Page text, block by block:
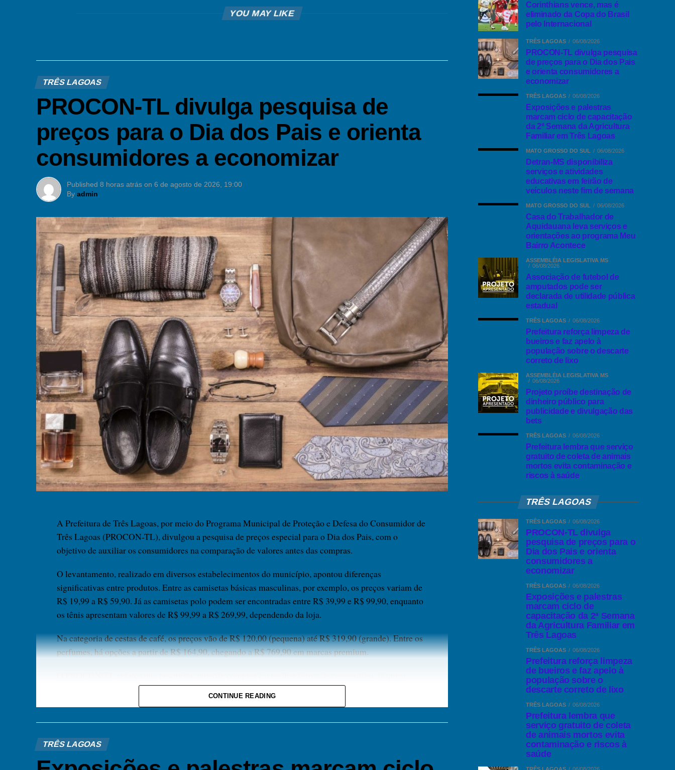
YOU MAY LIKE
TRÊS LAGOAS
PROCON-TL divulga pesquisa de
preços para o Dia dos Pais e orienta
consumidores a economizar
Published 8 horas atrás on 6 de agosto de 2026, 19:00
By admin
A Prefeitura de Três Lagoas, por meio do Programa Municipal de Proteção e Defesa do Consumidor de
Três Lagoas (PROCON-TL), divulgou a pesquisa de preços especial para o Dia dos Pais, com o
objetivo de auxiliar os consumidores na comparação de valores antes das compras.
O levantamento, realizado em diversos estabelecimentos do município, apontou diferenças
significativas entre produtos. Entre as camisetas básicas masculinas, por exemplo, os preços variam de
R$ 19,99 a R$ 59,90. Já as camisetas polo podem ser encontradas entre R$ 39,99 e R$ 99,90, enquanto
os tênis apresentam valores de R$ 99,99 a R$ 269,99, dependendo da loja.
Na categoria de cestas de café, os preços vão de R$ 120,00 (pequena) até R$ 319,90 (grande). Entre os
perfumes, há opções a partir de R$ 164,90, chegando a R$ 769,90 em marcas premium.
diferença de preços entre os estabelecimentos pode representar uma economia significativa para o
consumidor. Também orienta que a população solicite a nota fiscal e verifique as condições de troca
CONFIRA A PESQUISA COMPLETA:
CONTINUE READING
TRÊS LAGOAS
Corinthians vence, mas é
eliminado da Copa do Brasil
pelo Internacional
TRÊS LAGOAS 06/08/2026
PROCON-TL divulga pesquisa
de preços para o Dia dos Pais
e orienta consumidores a
economizar
TRÊS LAGOAS 06/08/2026
Exposições e palestras
marcam ciclo de capacitação
da 2ª Semana da Agricultura
Familiar em Três Lagoas
MATO GROSSO DO SUL 06/08/2026
Detran-MS disponibiliza
serviços e atividades
educativas em feirão de
veículos neste fim de semana
MATO GROSSO DO SUL 06/08/2026
Casa do Trabalhador de
Aquidauana leva serviços e
orientações ao programa Meu
Bairro Acontece
ASSEMBLÉIA LEGISLATIVA MS
06/08/2026
Associação de futebol de
amputados pode ser
declarada de utilidade pública
estadual
TRÊS LAGOAS 06/08/2026
Prefeitura reforça limpeza de
bueiros e faz apelo à
população sobre o descarte
correto de lixo
ASSEMBLÉIA LEGISLATIVA MS
06/08/2026
Projeto proíbe destinação de
dinheiro público para
publicidade e divulgação das
bets
TRÊS LAGOAS 06/08/2026
Prefeitura lembra que serviço
gratuito de coleta de animais
mortos evita contaminação e
riscos à saúde
TRÊS LAGOAS
TRÊS LAGOAS 06/08/2026
PROCON-TL divulga
pesquisa de preços para o
Dia dos Pais e orienta
consumidores a
economizar
TRÊS LAGOAS 06/08/2026
Exposições e palestras
marcam ciclo de
capacitação da 2ª Semana
da Agricultura Familiar em
Três Lagoas
TRÊS LAGOAS 06/08/2026
Prefeitura reforça limpeza
de bueiros e faz apelo à
população sobre o
descarte correto de lixo
TRÊS LAGOAS 06/08/2026
Prefeitura lembra que
serviço gratuito de coleta
de animais mortos evita
contaminação e riscos à
saúde